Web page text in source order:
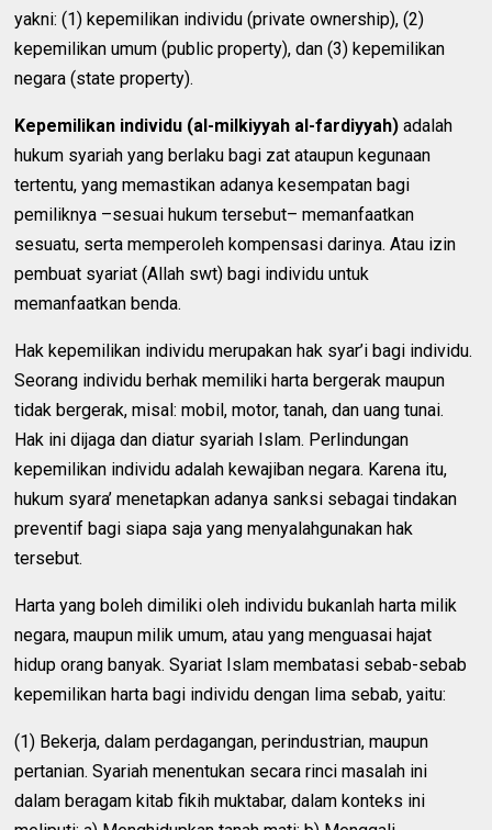
yakni: (1) kepemilikan individu (private ownership), (2)
kepemilikan umum (public property), dan (3) kepemilikan
negara (state property).
Kepemilikan individu (al-milkiyyah al-fardiyyah) adalah
hukum syariah yang berlaku bagi zat ataupun kegunaan
tertentu, yang memastikan adanya kesempatan bagi
pemiliknya –sesuai hukum tersebut– memanfaatkan
sesuatu, serta memperoleh kompensasi darinya. Atau izin
pembuat syariat (Allah swt) bagi individu untuk
memanfaatkan benda.
Hak kepemilikan individu merupakan hak syar’i bagi individu.
Seorang individu berhak memiliki harta bergerak maupun
tidak bergerak, misal: mobil, motor, tanah, dan uang tunai.
Hak ini dijaga dan diatur syariah Islam. Perlindungan
kepemilikan individu adalah kewajiban negara. Karena itu,
hukum syara’ menetapkan adanya sanksi sebagai tindakan
preventif bagi siapa saja yang menyalahgunakan hak
tersebut.
Harta yang boleh dimiliki oleh individu bukanlah harta milik
negara, maupun milik umum, atau yang menguasai hajat
hidup orang banyak. Syariat Islam membatasi sebab-sebab
kepemilikan harta bagi individu dengan lima sebab, yaitu:
(1) Bekerja, dalam perdagangan, perindustrian, maupun
pertanian. Syariah menentukan secara rinci masalah ini
dalam beragam kitab fikih muktabar, dalam konteks ini